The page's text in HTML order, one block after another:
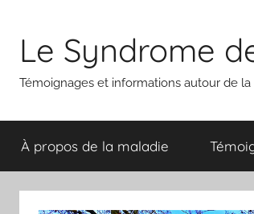
contenu
Le Syndrome
Témoignages et informations autour de
À propos de la maladie